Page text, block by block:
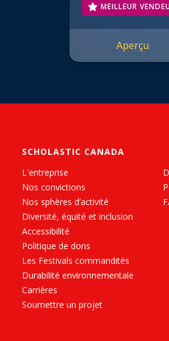
MEILLEUR
Aperçu
SCHOLASTIC CANADA
L'entreprise
Nos convictions
Nos sphères d’activité
Diversité, équité et inclusion
Accessibilité
Politique de dons
Les Festivals commandités
Durabilité environnementale
Carrières
Soumettre un projet